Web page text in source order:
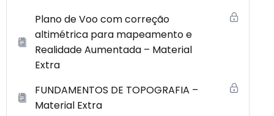
Plano de Voo com correção
altimétrica para mapeamento e
Realidade Aumentada – Material
Extra
FUNDAMENTOS DE TOPOGRAFIA –
Material Extra